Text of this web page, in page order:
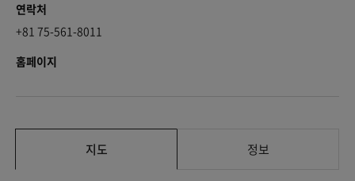
연락처
+81 75-561-8011
홈페이지
지도 정보